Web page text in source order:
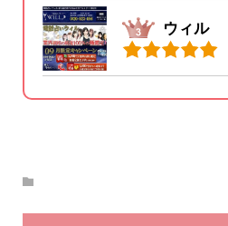
ウィル